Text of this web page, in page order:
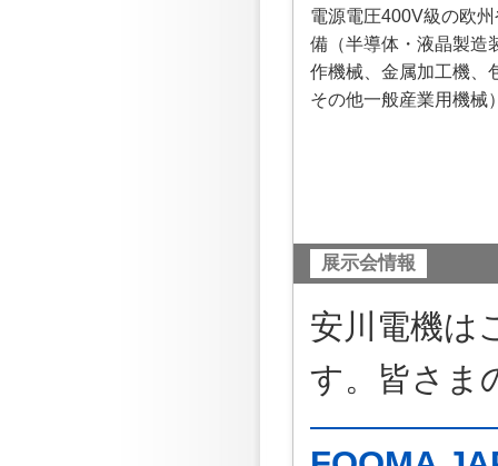
電源電圧400V級の欧
備（半導体・液晶製造
作機械、金属加工機、
その他一般産業用機械
展示会情報
安川電機は
す。皆さま